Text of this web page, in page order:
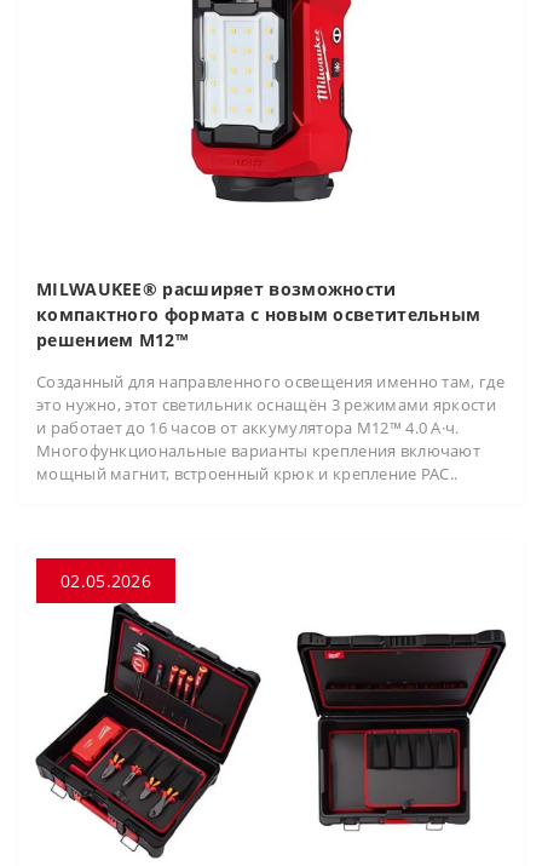
MILWAUKEE® расширяет возможности
компактного формата с новым осветительным
решением M12™
Созданный для направленного освещения именно там, где
это нужно, этот светильник оснащён 3 режимами яркости
и работает до 16 часов от аккумулятора M12™ 4.0 А·ч.
Многофункциональные варианты крепления включают
мощный магнит, встроенный крюк и крепление PAC..
02.05.2026